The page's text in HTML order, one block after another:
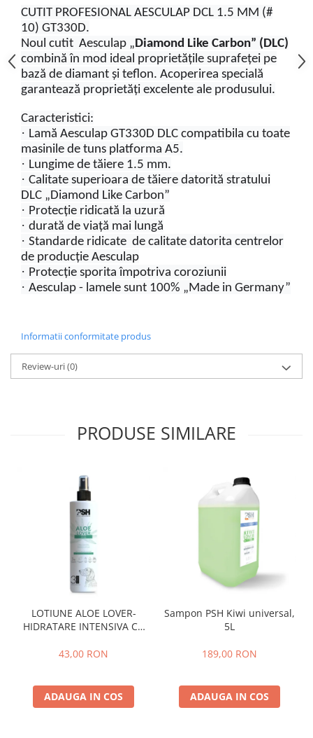
CUTIT PROFESIONAL AESCULAP DCL 1.5 MM (#
10) GT330D.
Noul cutit Aesculap „Diamond Like Carbon” (DLC)
combină în mod ideal proprietățile suprafeței pe
bază de diamant și teflon. Acoperirea specială
garantează proprietăți excelente ale produsului.
Caracteristici:
· Lamă Aesculap GT330D DLC compatibila cu toate
masinile de tuns platforma A5.
· Lungime de tăiere 1.5 mm.
· Calitate superioara de tăiere datorită stratului
DLC „Diamond Like Carbon”
· Protecție ridicată la uzură
· durată de viață mai lungă
· Standarde ridicate de calitate datorita centrelor
de producție Aesculap
· Protecție sporita împotriva coroziunii
· Aesculap - lamele sunt 100% „Made in Germany”
Informatii conformitate produs
Review-uri(0)
PRODUSE SIMILARE
LOTIUNE ALOE LOVER-
HIDRATARE INTENSIVA CU
,PSH, 300 ml
43,00 RON
ADAUGA IN COS
Sampon PSH Kiwi universal,
5L
189,00 RON
ADAUGA IN COS